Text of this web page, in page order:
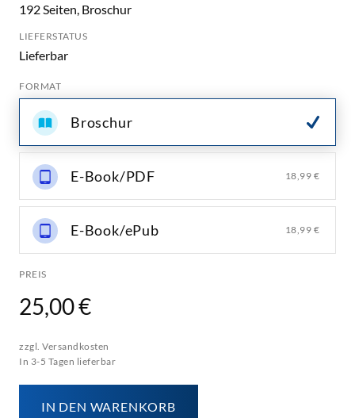
192 Seiten, Broschur
LIEFERSTATUS
Lieferbar
FORMAT
Broschur
E-Book/PDF 18,99 €
E-Book/ePub 18,99 €
PREIS
25,00 €
zzgl. Versandkosten
In 3-5 Tagen lieferbar
IN DEN WARENKORB